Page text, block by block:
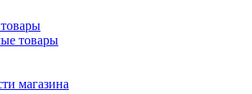
товары
магазина